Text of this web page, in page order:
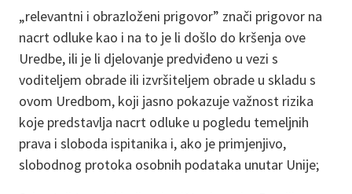
„relevantni i obrazloženi prigovor” znači prigovor na
nacrt odluke kao i na to je li došlo do kršenja ove
Uredbe, ili je li djelovanje predviđeno u vezi s
voditeljem obrade ili izvršiteljem obrade u skladu s
ovom Uredbom, koji jasno pokazuje važnost rizika
koje predstavlja nacrt odluke u pogledu temeljnih
prava i sloboda ispitanika i, ako je primjenjivo,
slobodnog protoka osobnih podataka unutar Unije;